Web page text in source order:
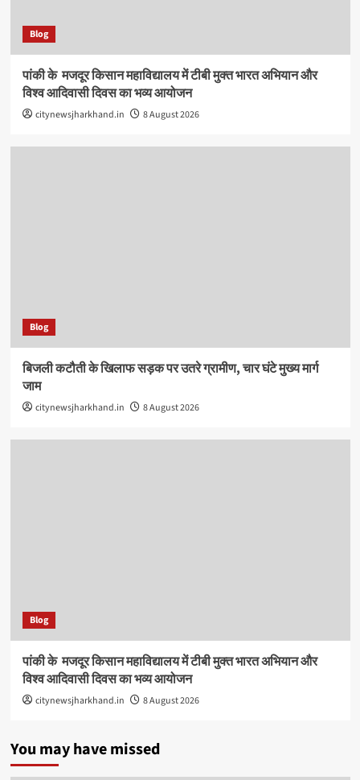
Blog
पांकी के ​ मजदूर किसान महाविद्यालय में टीबी मुक्त भारत अभियान और
विश्व आदिवासी दिवस का भव्य आयोजन
citynewsjharkhand.in 8 August 2026
Blog
बिजली कटौती के खिलाफ सड़क पर उतरे ग्रामीण, चार घंटे मुख्य मार्ग
जाम
citynewsjharkhand.in 8 August 2026
Blog
पांकी के ​ मजदूर किसान महाविद्यालय में टीबी मुक्त भारत अभियान और
विश्व आदिवासी दिवस का भव्य आयोजन
citynewsjharkhand.in 8 August 2026
You may have missed